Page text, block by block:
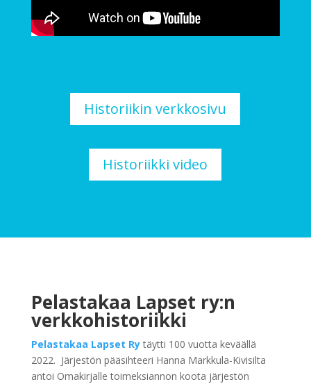
Historiikin verkkosivu
Historiikki video
Pelastakaa Lapset ry:n
verkkohistoriikki
Pelastakaa Lapset Rytäytti 100 vuotta keväällä
2022. Järjestön pääsihteeri Hanna Markkula-Kivisilta
antoi Omakirjalle toimeksiannon koota järjestön